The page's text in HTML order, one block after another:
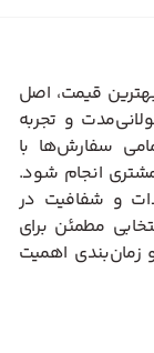
قیمت، اصل
و تجربه
سفارش‌ها با
انجام شود.
و شفافیت در
مطمئن برای
زمان‌بندی اهمیت